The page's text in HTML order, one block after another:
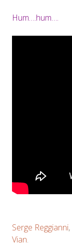
Hum….hum….
Serge Reggianni,
Vian.